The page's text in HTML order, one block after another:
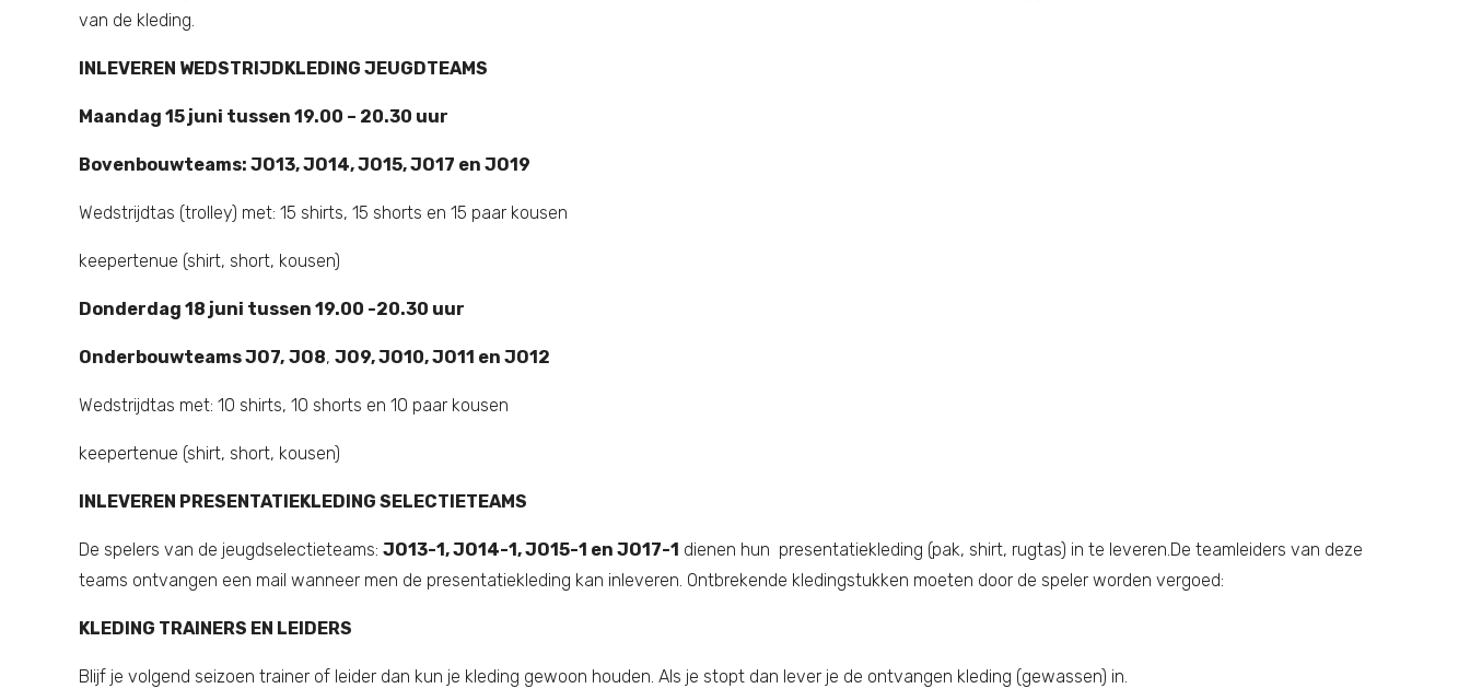
van de kleding.
INLEVEREN WEDSTRIJDKLEDING JEUGDTEAMS
Maandag 15 juni tussen 19.00 – 20.30 uur
Bovenbouwteams: JO13, JO14, JO15, JO17 en JO19
Wedstrijdtas (trolley) met: 15 shirts, 15 shorts en 15 paar kousen
keepertenue (shirt, short, kousen)
Donderdag 18 juni tussen 19.00 -20.30 uur
Onderbouwteams JO7, JO8, JO9, JO10, JO11 en JO12
Wedstrijdtas met: 10 shirts, 10 shorts en 10 paar kousen
keepertenue (shirt, short, kousen)
INLEVEREN PRESENTATIEKLEDING SELECTIETEAMS
De spelers van de jeugdselectieteams: JO13-1, JO14-1, JO15-1 en JO17-1 dienen hun presentatiekleding (pak, shirt, rugtas) in te leveren.De teamleiders van deze
teams ontvangen een mail wanneer men de presentatiekleding kan inleveren. Ontbrekende kledingstukken moeten door de speler worden vergoed:
KLEDING TRAINERS EN LEIDERS
Blijf je volgend seizoen trainer of leider dan kun je kleding gewoon houden. Als je stopt dan lever je de ontvangen kleding (gewassen) in.